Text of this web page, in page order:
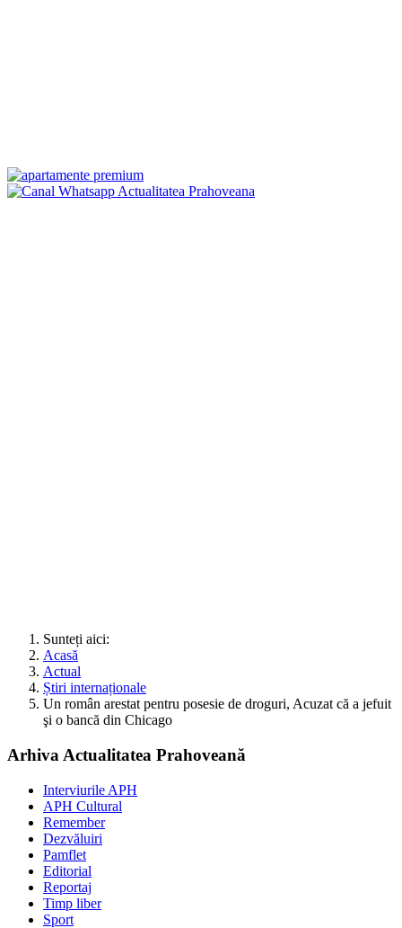
Sunteți aici:
Acasă
Actual
Știri internaționale
Un român arestat pentru posesie de droguri, Acuzat că a jefuit
şi o bancă din Chicago
Arhiva Actualitatea Prahoveană
Interviurile APH
APH Cultural
Remember
Dezvăluiri
Pamflet
Editorial
Reportaj
Timp liber
Sport